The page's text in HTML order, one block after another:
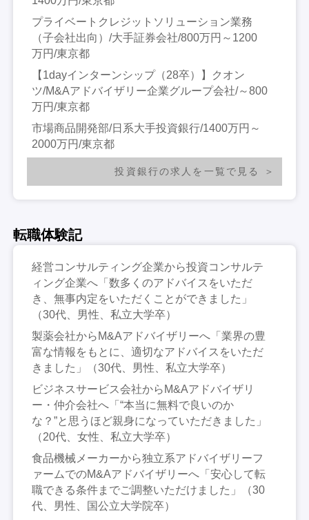
プライベートクレジットソリューション業務
（子会社出向）/大手証券会社/800万円～1200
万円/東京都
【1dayインターンシップ（28卒）】クオン
ツ/M&Aアドバイザリー企業グループ会社/～800
万円/東京都
市場商品開発部/日系大手投資銀行/1400万円～
2000万円/東京都
投資銀行の求人を一覧で見る
転職体験記
経営コンサルティング企業から投資コンサルテ
ィング企業へ「数多くのアドバイスをいただ
き、無事内定をいただくことができました」
（30代、男性、私立大学卒）
製薬会社からM&Aアドバイザリーへ「業界の豊
富な情報をもとに、適切なアドバイスをいただ
きました」（30代、男性、私立大学卒）
ビジネスサービス会社からM&Aアドバイザリ
ー・仲介会社へ「“本当に無料で良いのか
な？”と思うほど親身になっていただきました」
（20代、女性、私立大学卒）
食品機械メーカーから独立系アドバイザリーフ
ァームでのM&Aアドバイザリーへ「安心して転
職できる条件までご調整いただけました」（30
代、男性、国公立大学院卒）